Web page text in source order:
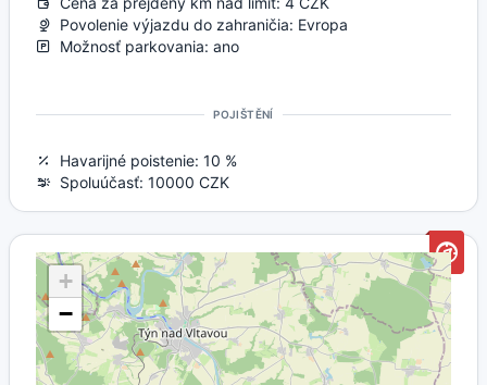
Povolenie výjazdu do zahraničia: Evropa
Možnosť parkovania: ano
POJIŠTĚNÍ
Havarijné poistenie: 10 %
Spoluúčasť: 10000 CZK
+
−